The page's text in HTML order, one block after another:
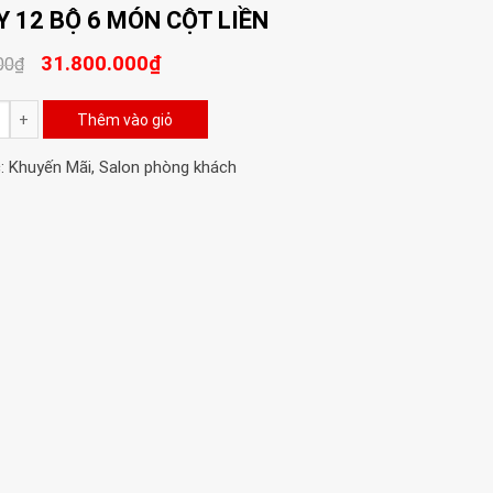
12 BỘ 6 MÓN CỘT LIỀN
₫ 31.800.000₫
Thêm vào giỏ
Khuyến Mãi, Salon phòng khách